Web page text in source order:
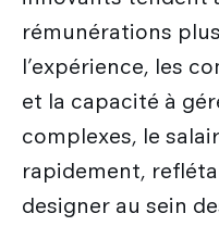
rémunérations
l’expérience, les
et la capacité à
complexes, le
rapidement,
designer au sein